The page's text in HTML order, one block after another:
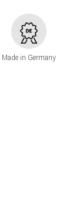
Made in Germany